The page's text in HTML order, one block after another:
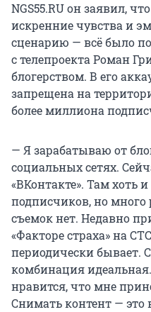
NGS55.RU он заявил,
искренние чувства и
сценарию — всё было
с телепроекта Роман
блогерством. В его
запрещена на
более миллиона
— Я зарабатываю от
социальных сетях.
«ВКонтакте». Там хоть
подписчиков, но
съемок нет. Недавно
«Факторе страха» на
периодически бывает.
комбинация
нравится, что мне
Снимать контент — это